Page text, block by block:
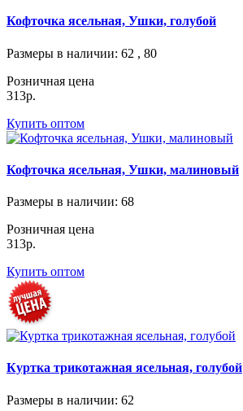
Кофточка ясельная, Ушки, голубой
Размеры в наличии: 62 , 80
Розничная цена
313р.
Купить оптом
Кофточка ясельная, Ушки, малиновый
Размеры в наличии: 68
Розничная цена
313р.
Купить оптом
Куртка трикотажная ясельная, голубой
Размеры в наличии: 62